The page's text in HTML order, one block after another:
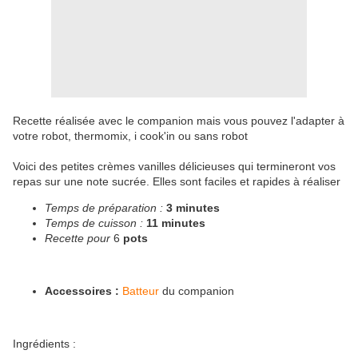
Recette réalisée avec le companion mais vous pouvez l'adapter à
votre robot, thermomix, i cook'in ou sans robot
Voici des petites crèmes vanilles délicieuses qui termineront vos
repas sur une note sucrée. Elles sont faciles et rapides à réaliser
Temps de préparation : 3 minutes
Temps de cuisson : 11 minutes
Recette pour 6 pots
Accessoires : Batteur du companion
Ingrédients :